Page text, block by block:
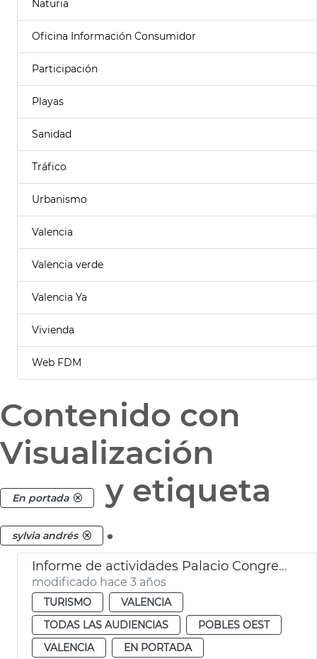
Naturia
Oficina Información Consumidor
Participación
Playas
Sanidad
Tráfico
Urbanismo
Valencia
Valencia verde
Valencia Ya
Vivienda
Web FDM
Contenido con
Visualización
En portada y etiqueta
sylvia andrés .
Informe de actividades Palacio Congresos
modificado hace 3 años
TURISMO
VALENCIA
TODAS LAS AUDIENCIAS
POBLES OEST
VALENCIA
EN PORTADA